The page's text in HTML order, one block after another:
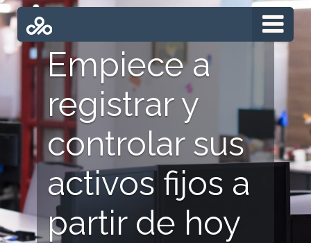
Empiece a
registrar y
controlar sus
activos fijos a
partir de hoy